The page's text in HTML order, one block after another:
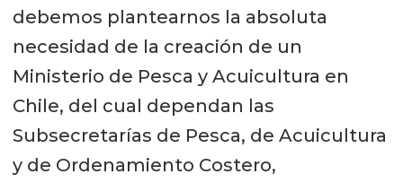
debemos plantearnos la absoluta
necesidad de la creación de un
Ministerio de Pesca y Acuicultura en
Chile, del cual dependan las
Subsecretarías de Pesca, de Acuicultura
y de Ordenamiento Costero,